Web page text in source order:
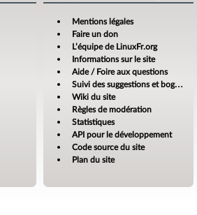
Mentions légales
Faire un don
L’équipe de LinuxFr.org
Informations sur le site
Aide / Foire aux questions
Suivi des suggestions et bogues
Wiki du site
Règles de modération
Statistiques
API pour le développement
Code source du site
Plan du site